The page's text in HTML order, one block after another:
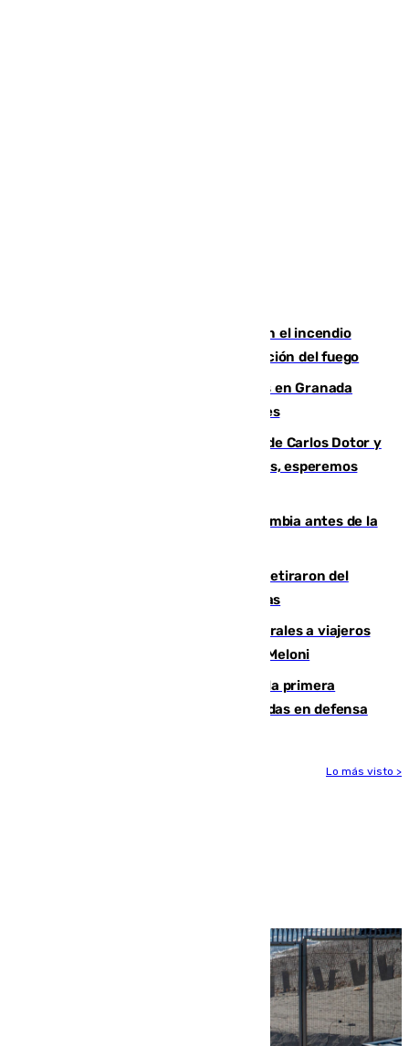
Activado el nivel 2 de emergencia en el incendio
forestal de Niebla por la compleja evolución del fuego
Controlado un incendio de rastrojos en Granada
junto a la autovía y al Callejón de Nogales
Juanfran Funes, sobre las lesiones de Carlos Dotor y
Fernando Calero: “Estamos preocupados, esperemos
Felipe VI refuerza los lazos con Colombia antes de la
Fernando Calero y Carlos Dotor se retiraron del
encuentro contra el Ceuta con molestias
España restablece controles temporales a viajeros
procedentes de Italia como repuesta a Meloni
El Málaga cae ante el Ceuta y suma la primera
derrota de la pretemporada dejando dudas en defensa
Lo más visto >